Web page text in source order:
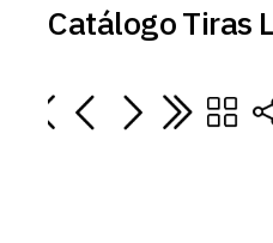
Catálogo Tiras